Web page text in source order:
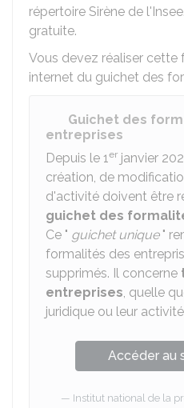
répertoire Sirène de l'Insee
gratuite.
Vous devez réaliser cette
internet du guichet des
Guichet des
entreprises
Depuis le 1er janvier
création, de
d'activité doivent être
guichet des
Ce " guichet unique"
formalités des
supprimés. Il concerne
entreprises, quelle
juridique ou leur
Accéder au
Institut national de la